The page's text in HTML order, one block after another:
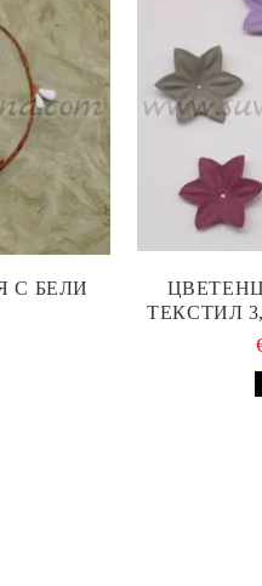
С БЕЛИ
ТЕКСТИЛ